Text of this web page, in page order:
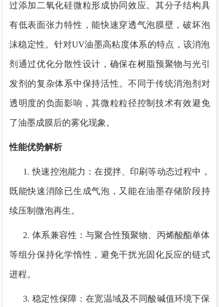
过添加二氧化硅微粒形成协同效应。其分子结构具
有低表面张力特性，能快速穿透气泡膜壁，破坏泡
沫稳定性。针对UV油墨高粘度体系的特点，该消泡
剂通过优化分散性设计，确保在树脂预聚物与光引
发剂的复杂体系中保持活性。不同于传统消泡剂对
透明度的负面影响，其微粒粒径控制技术有效避免
了油墨成膜后的雾化现象。
性能优势解析
1.快速控泡能力：在搅拌、印刷等动态过程中，
既能快速消除已生成气泡，又能在油墨存储阶段持
续压制微泡再生。
2. 体系兼容性：与聚合性预聚物、丙烯酸酯单体
等组分保持化学惰性，避免干扰光固化反应的链式
进程。
3. 稳定性保障：在宽温域及不同酸碱值环境下保